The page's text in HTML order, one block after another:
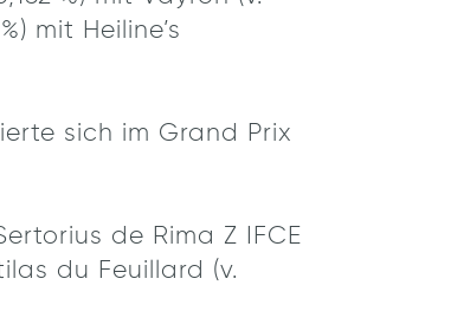
mit Heiline’s
sich im Grand Prix
de Rima Z IFCE
du Feuillard (v.